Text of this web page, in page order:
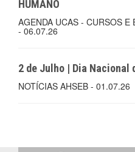
HUMANO
AGENDA UCAS - CURSOS E
- 06.07.26
2 de Julho | Dia Nacional
NOTÍCIAS AHSEB - 01.07.26